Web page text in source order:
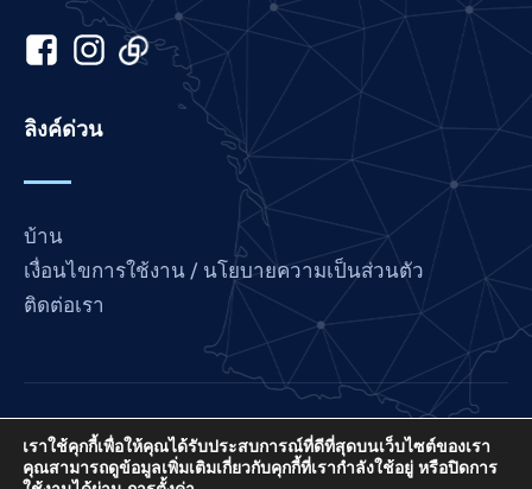
ลิงค์ด่วน
บ้าน
เงื่อนไขการใช้งาน / นโยบายความเป็นส่วนตัว
ติดต่อเรา
Love France เป็นโครงการของ International Prayer
Connect ซึ่งเป็น EIN ที่ไม่แสวงหากำไรตามมาตรา 501
เราใช้คุกกี้เพื่อให้คุณได้รับประสบการณ์ที่ดีที่สุดบนเว็บไซต์ของเรา
คุณสามารถดูข้อมูลเพิ่มเติมเกี่ยวกับคุกกี้ที่เรากำลังใช้อยู่ หรือปิดการ
Afrikaans
Arabic
Bengali
Finnish
French
German
Indonesian
Italian